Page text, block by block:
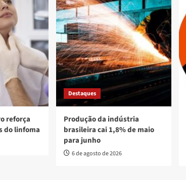
reforça
do linfoma
Destaques
Produção da indústria
brasileira cai 1,8% de maio
para junho
6 de agosto de 2026